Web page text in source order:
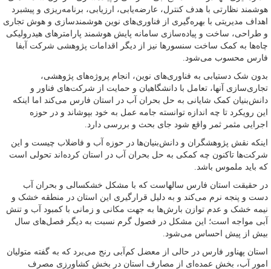
هوشمند نظارتی با هدف کنترل، عارضه‌یابی، ارزیابی، برنامه‌ریزی و پیشبرد
اهداف مدیریتی با بهره‌گیری از فناوری‌های نوین هوشمندسازی و هوش تجاری
و طراحی، ساخت و پیاده‌سازی سامانه پایش هوشمند پارامترهای هیدرولیکی
چاه‌ها به کمک ساخت سنسورها نیز از دیگر اقدامات پژوهشی شرکت آبفا
فارس محسوب می‌شود.
بدون شک دستیابی به فناوری‌های نوین، انجام پروژه‌های پژوهشی،
تجاری‌سازی آنها، تعامل با دانشگاهیان و حمایت از شرکت‌های فناور و
دانش‌بنیان کمک شایانی به حل بحران آب در استان فارس می‌کند اما اینکه
این رویکرد تا چه اندازه توانسته جامه عمل به خود بپوشاند و در حوزه
اجرایی مثمر ثمر واقع شود جای بحث و بررسی دارد.
اینکه نقش پژوهشگران و دانش‌بنیان‌ها در حوزه آب و فاضلاب چیست و این
شرکت‌ها تاکنون چه کمکی به حل بحران آب در استان کرده‌اند تحولی است
که باید ملموس باشد.
در حقیقت استان فارس سالهاست که با مشکل خشکسالی و بحران آب
دست و پنجه نرم می‌کند و به دلیل قرارگیری این استان در منطقه خشک و
نیمه خشک و عدم توازن بارش‌ها به جهت مکانی و زمانی با کمبود آب و تنش
آبی مواجه است؛ این مشکل در فصول گرم نسبت به دیگر فصل‌های سال
بیش از پیش احساس می‌شود.
استان پهناور فارس در حالی از معضل کم‌آبی رنج می‌برد که به گفته متولیان
امور آب، بخش عمده‌ای از مصارف استان در بخش کشاورزی مصرف